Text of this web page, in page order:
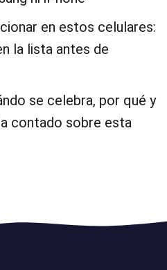
en estos celulares:
la lista antes de
se celebra, por qué y
contado sobre esta